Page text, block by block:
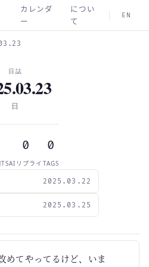
カレンダ
ー
につい
て
EN
2025.03.22
日誌
日
0
AIリプライ
0
TAGS
2025.03.25
めてやってるけど、いま